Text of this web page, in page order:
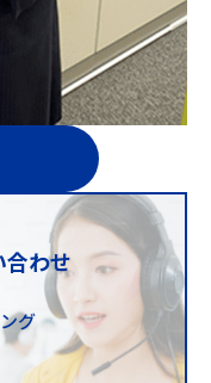
わせ
グ